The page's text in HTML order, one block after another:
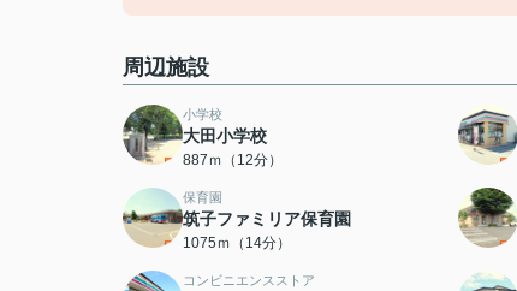
周辺施設
小学校
大田小学校
887ｍ（12分）
保育園
筑子ファミリア保育園
1075ｍ（14分）
コンビニエンスストア